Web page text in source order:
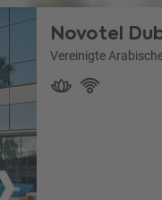
Novotel
Vereinigte